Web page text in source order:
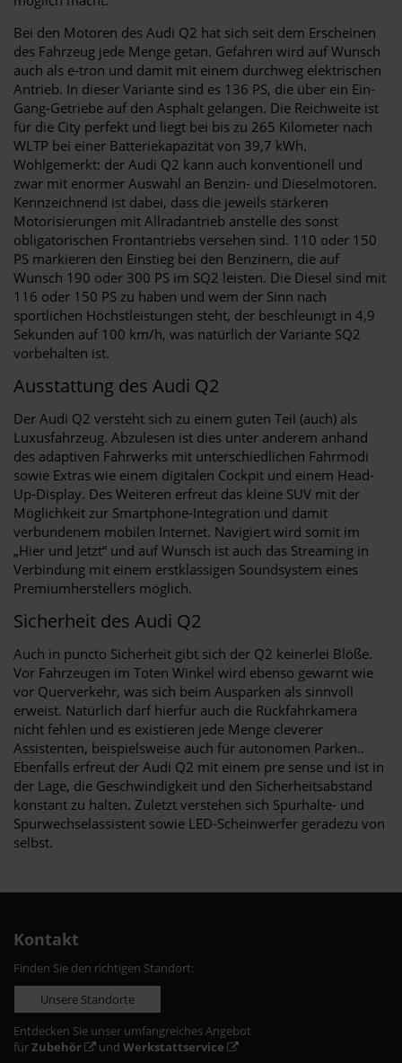
Bei den Motoren des Audi Q2 hat sich seit dem Erscheinen
des Fahrzeug jede Menge getan. Gefahren wird auf Wunsch
auch als e-tron und damit mit einem durchweg elektrischen
Antrieb. In dieser Variante sind es 136 PS, die über ein Ein-
Gang-Getriebe auf den Asphalt gelangen. Die Reichweite ist
für die City perfekt und liegt bei bis zu 265 Kilometer nach
WLTP bei einer Batteriekapazität von 39,7 kWh.
Wohlgemerkt: der Audi Q2 kann auch konventionell und
zwar mit enormer Auswahl an Benzin- und Dieselmotoren.
Kennzeichnend ist dabei, dass die jeweils stärkeren
Motorisierungen mit Allradantrieb anstelle des sonst
obligatorischen Frontantriebs versehen sind. 110 oder 150
PS markieren den Einstieg bei den Benzinern, die auf
Wunsch 190 oder 300 PS im SQ2 leisten. Die Diesel sind mit
116 oder 150 PS zu haben und wem der Sinn nach
sportlichen Höchstleistungen steht, der beschleunigt in 4,9
Sekunden auf 100 km/h, was natürlich der Variante SQ2
vorbehalten ist.
Ausstattung des Audi Q2
Der Audi Q2 versteht sich zu einem guten Teil (auch) als
Luxusfahrzeug. Abzulesen ist dies unter anderem anhand
des adaptiven Fahrwerks mit unterschiedlichen Fahrmodi
sowie Extras wie einem digitalen Cockpit und einem Head-
Up-Display. Des Weiteren erfreut das kleine SUV mit der
Möglichkeit zur Smartphone-Integration und damit
verbundenem mobilen Internet. Navigiert wird somit im
„Hier und Jetzt“ und auf Wunsch ist auch das Streaming in
Verbindung mit einem erstklassigen Soundsystem eines
Premiumherstellers möglich.
Sicherheit des Audi Q2
Auch in puncto Sicherheit gibt sich der Q2 keinerlei Blöße.
Vor Fahrzeugen im Toten Winkel wird ebenso gewarnt wie
vor Querverkehr, was sich beim Ausparken als sinnvoll
erweist. Natürlich darf hierfür auch die Rückfahrkamera
nicht fehlen und es existieren jede Menge cleverer
Assistenten, beispielsweise auch für autonomen Parken..
Ebenfalls erfreut der Audi Q2 mit einem pre sense und ist in
der Lage, die Geschwindigkeit und den Sicherheitsabstand
konstant zu halten. Zuletzt verstehen sich Spurhalte- und
Spurwechselassistent sowie LED-Scheinwerfer geradezu von
selbst.
Kontakt
Finden Sie den richtigen Standort:
Unsere Standorte
Entdecken Sie unser umfangreiches Angebot
fürZubehör und Werkstattservice